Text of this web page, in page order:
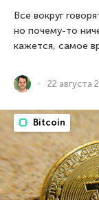
Все вокруг
но почему-то
кажется, самое
22 августа
Bitcoin